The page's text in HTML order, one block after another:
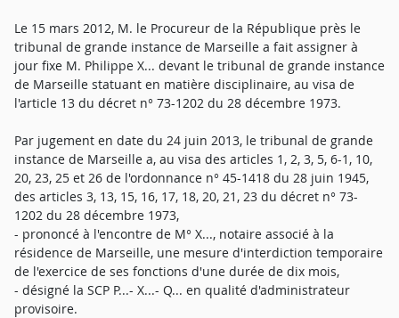
Le 15 mars 2012, M. le Procureur de la République près le
tribunal de grande instance de Marseille a fait assigner à
jour fixe M. Philippe X... devant le tribunal de grande instance
de Marseille statuant en matière disciplinaire, au visa de
l'article 13 du décret n° 73-1202 du 28 décembre 1973.
Par jugement en date du 24 juin 2013, le tribunal de grande
instance de Marseille a, au visa des articles 1, 2, 3, 5, 6-1, 10,
20, 23, 25 et 26 de l'ordonnance n° 45-1418 du 28 juin 1945,
des articles 3, 13, 15, 16, 17, 18, 20, 21, 23 du décret n° 73-
1202 du 28 décembre 1973,
- prononcé à l'encontre de M° X..., notaire associé à la
résidence de Marseille, une mesure d'interdiction temporaire
de l'exercice de ses fonctions d'une durée de dix mois,
- désigné la SCP P...- X...- Q... en qualité d'administrateur
provisoire.